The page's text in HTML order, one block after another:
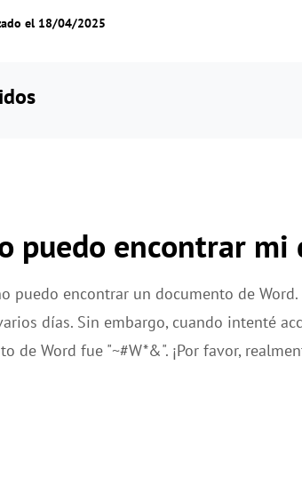
el 18/04/2025
puedo encontrar
puedo encontrar un documento de
días. Sin embargo, cuando intenté
de Word fue "~#W*&". ¡Por favor,